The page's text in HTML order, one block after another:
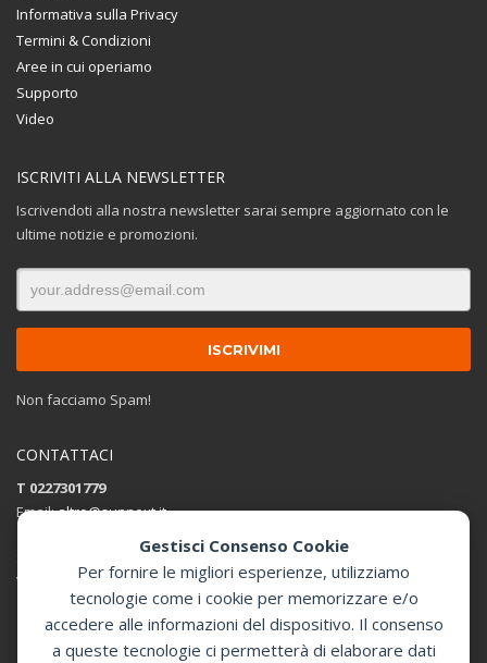
Gestisci Consenso Cookie
Per fornire le migliori esperienze, utilizziamo
tecnologie come i cookie per memorizzare e/o
accedere alle informazioni del dispositivo. Il consenso
a queste tecnologie ci permetterà di elaborare dati
Informativa sulla Privacy
Termini & Condizioni
Aree in cui operiamo
Supporto
Video
ISCRIVITI ALLA NEWSLETTER
Iscrivendoti alla nostra newsletter sarai sempre aggiornato con le
ultime notizie e promozioni.
Non facciamo Spam!
CONTATTACI
T 0227301779
Email:altro@sunnext.it
Via Perugino 44 , 20093 Cologno Monzese (MI)
Apri in Google Maps